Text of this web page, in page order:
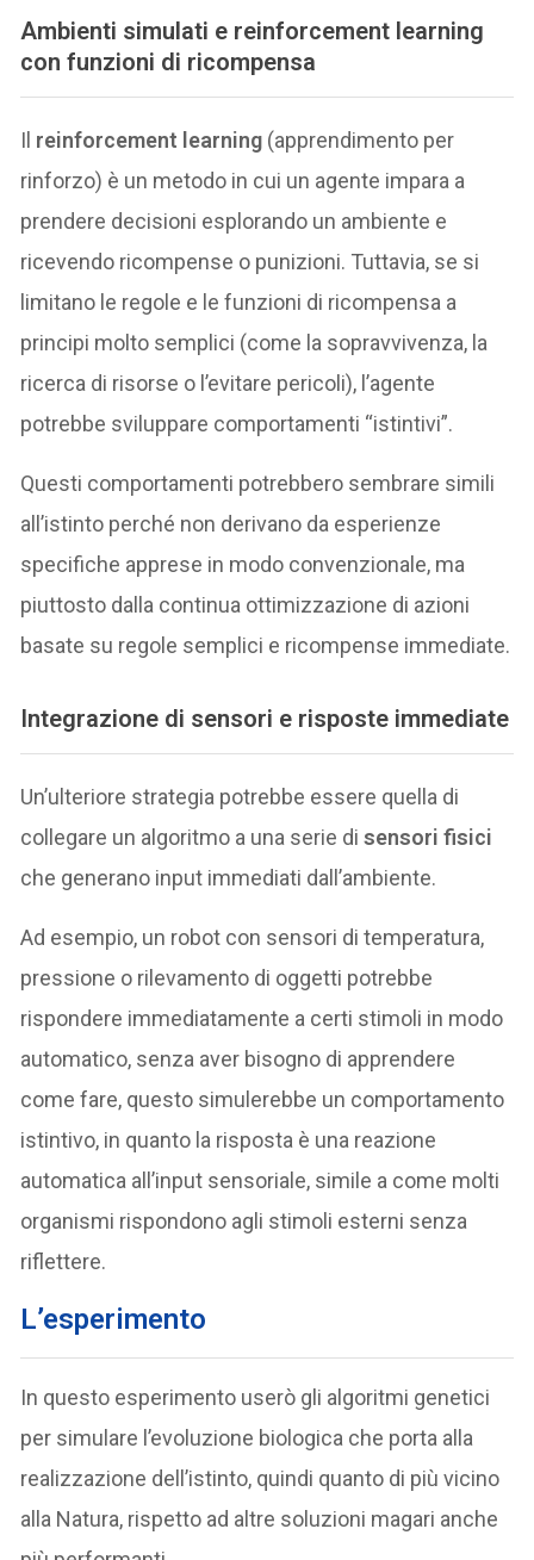
Ambienti simulati e reinforcement learning
con funzioni di ricompensa
Il reinforcement learning (apprendimento per
rinforzo) è un metodo in cui un agente impara a
prendere decisioni esplorando un ambiente e
ricevendo ricompense o punizioni. Tuttavia, se si
limitano le regole e le funzioni di ricompensa a
principi molto semplici (come la sopravvivenza, la
ricerca di risorse o l’evitare pericoli), l’agente
potrebbe sviluppare comportamenti “istintivi”.
Questi comportamenti potrebbero sembrare simili
all’istinto perché non derivano da esperienze
specifiche apprese in modo convenzionale, ma
piuttosto dalla continua ottimizzazione di azioni
basate su regole semplici e ricompense immediate.
Integrazione di sensori e risposte immediate
Un’ulteriore strategia potrebbe essere quella di
collegare un algoritmo a una serie disensori fisici
che generano input immediati dall’ambiente.
Ad esempio, un robot con sensori di temperatura,
pressione o rilevamento di oggetti potrebbe
rispondere immediatamente a certi stimoli in modo
automatico, senza aver bisogno di apprendere
come fare, questo simulerebbe un comportamento
istintivo, in quanto la risposta è una reazione
automatica all’input sensoriale, simile a come molti
organismi rispondono agli stimoli esterni senza
riflettere.
L’esperimento
In questo esperimento userò gli algoritmi genetici
per simulare l’evoluzione biologica che porta alla
realizzazione dell’istinto, quindi quanto di più vicino
alla Natura, rispetto ad altre soluzioni magari anche